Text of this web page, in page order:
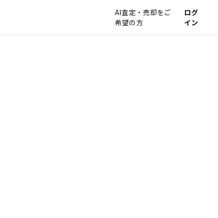
AI査定・売却をご
希望の方
ログ
イン